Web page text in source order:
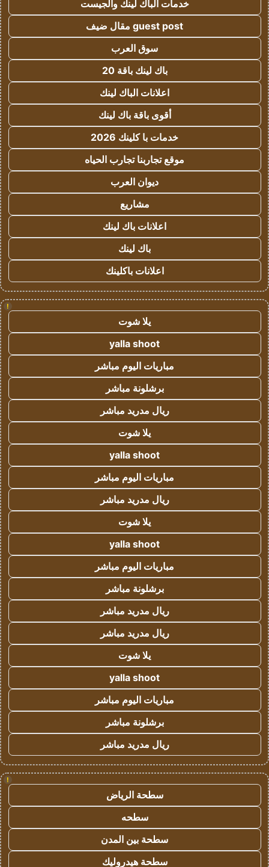
خدمات الباك لينك والجيست
guest post مقال ضيف
سوق العرب
باك لينك باقة 20
اعلانات الباك لينك
أقوى باقة باك لينك
خدمات با كلينك 2026
موقع تجاربنا تجارب الحياه
ديوان العرب
مشاريع
اعلانات باك لينك
باك لينك
اعلانات باكلينك
!
يلا شوت
yalla shoot
مباريات اليوم مباشر
برشلونة مباشر
ريال مدريد مباشر
يلا شوت
yalla shoot
مباريات اليوم مباشر
ريال مدريد مباشر
يلا شوت
yalla shoot
مباريات اليوم مباشر
برشلونة مباشر
ريال مدريد مباشر
ريال مدريد مباشر
يلا شوت
yalla shoot
مباريات اليوم مباشر
برشلونة مباشر
ريال مدريد مباشر
!
سطحة الرياض
سطحه
سطحة بين المدن
سطحة هيدروليك